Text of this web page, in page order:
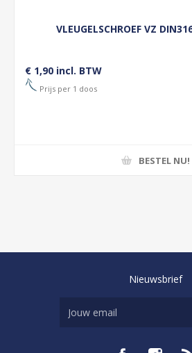
VLEUGELSCHROEF VZ
€ 1,90 incl. BTW
Prijs per 1 doos
BESTEL NU!
Nieuwsbrief